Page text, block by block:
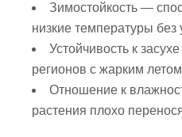
Зимостойкость —
низкие температуры без
Устойчивость к засухе
регионов с жарким летом
Отношение к
растения плохо